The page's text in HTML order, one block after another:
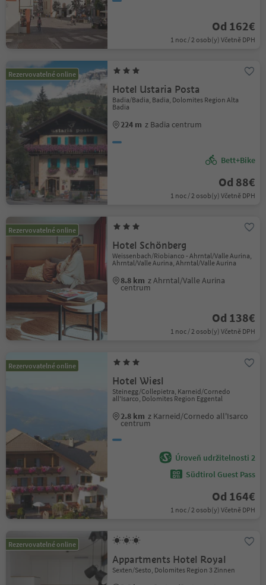
Od 162€
1 noc / 2 osob(y) Včetně DPH
Rezervovatelné online
Hotel Ustaria Posta
Badia/Badia, Badia, Dolomites Region Alta
Badia
224 m z Badia centrum
Bett+Bike
Od 88€
1 noc / 2 osob(y) Včetně DPH
Rezervovatelné online
Hotel Schönberg
Weissenbach/Riobianco - Ahrntal/Valle Aurina,
Ahrntal/Valle Aurina, Ahrntal/Valle Aurina
8.8 km z Ahrntal/Valle Aurina
centrum
Od 138€
1 noc / 2 osob(y) Včetně DPH
Rezervovatelné online
Hotel Wiesl
Steinegg/Collepietra, Karneid/Cornedo
all'Isarco, Dolomites Region Eggental
2.8 km z Karneid/Cornedo all'Isarco
centrum
Úroveň udržitelnosti 2
Südtirol Guest Pass
Od 164€
1 noc / 2 osob(y) Včetně DPH
Rezervovatelné online
Appartments Hotel Royal
Sexten/Sesto, Dolomites Region 3 Zinnen